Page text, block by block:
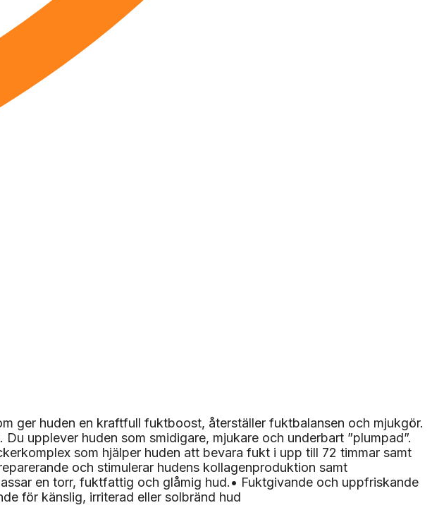
ger huden en kraftfull fuktboost, återställer fuktbalansen och mjukgör.
upplever huden som smidigare, mjukare och underbart ”plumpad”.
som hjälper huden att bevara fukt i upp till 72 timmar samt
och stimulerar hudens kollagenproduktion samt
en torr, fuktfattig och glåmig hud.• Fuktgivande och uppfriskande
för känslig, irriterad eller solbränd hud